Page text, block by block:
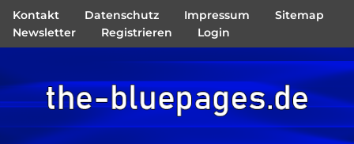
Navigation
überspringen
Kontakt Datenschutz Impressum
Sitemap
Newsletter
Registrieren Login